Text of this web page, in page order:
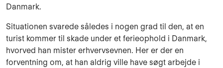
Danmark.
Situationen svarede således i nogen grad til den, at en
turist kommer til skade under et ferieophold i Danmark,
hvorved han mister erhvervsevnen. Her er der en
forventning om, at han aldrig ville have søgt arbejde i